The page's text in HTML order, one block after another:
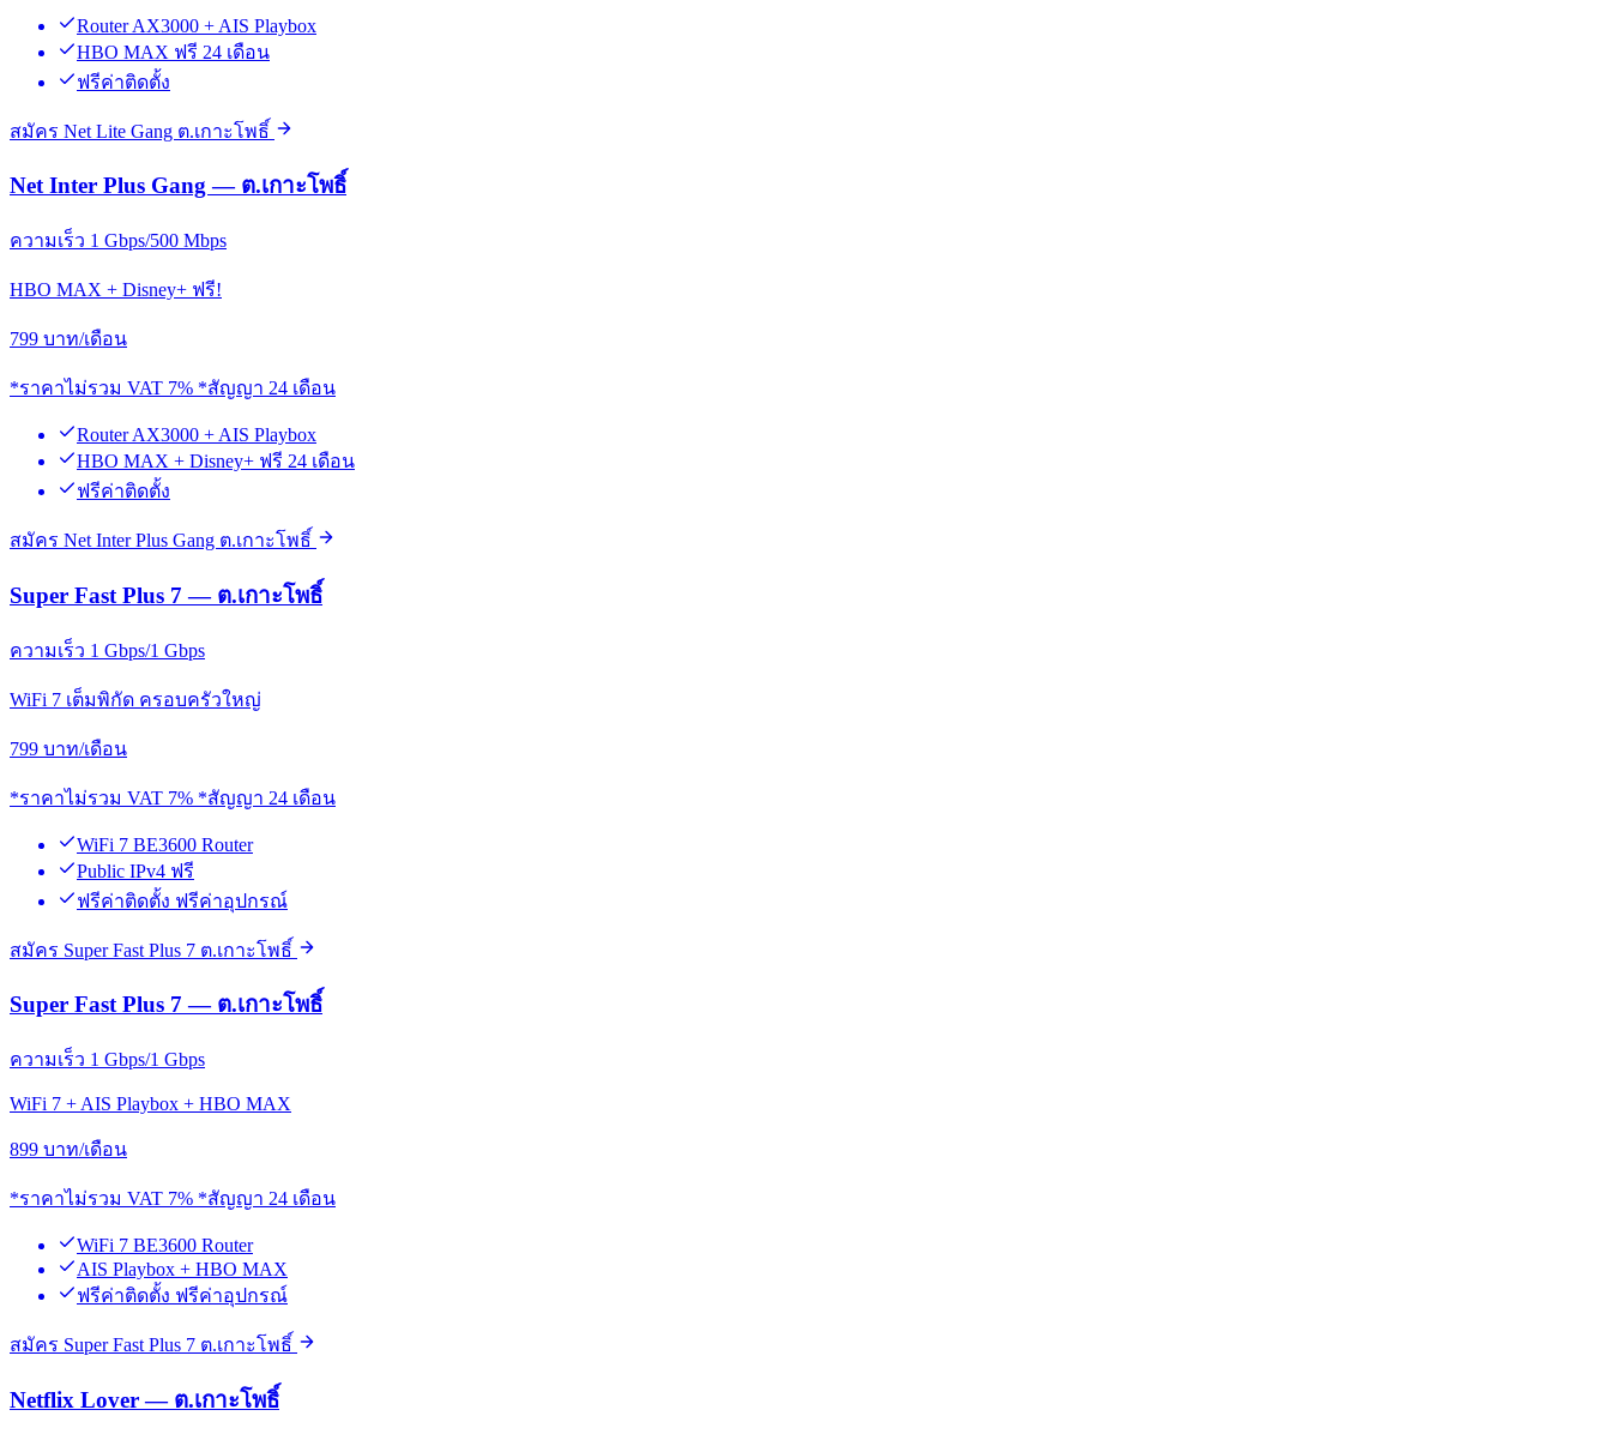
Router AX3000 + AIS Playbox
HBO MAX ฟรี 24 เดือน
ฟรีค่าติดตั้ง
สมัคร Net Lite Gang ต.เกาะโพธิ์
Net Inter Plus Gang — ต.เกาะโพธิ์
ความเร็ว 1 Gbps/500 Mbps
HBO MAX + Disney+ ฟรี!
799 บาท/เดือน
*ราคาไม่รวม VAT 7% *สัญญา 24 เดือน
Router AX3000 + AIS Playbox
HBO MAX + Disney+ ฟรี 24 เดือน
ฟรีค่าติดตั้ง
สมัคร Net Inter Plus Gang ต.เกาะโพธิ์
Super Fast Plus 7 — ต.เกาะโพธิ์
ความเร็ว 1 Gbps/1 Gbps
WiFi 7 เต็มพิกัด ครอบครัวใหญ่
799 บาท/เดือน
*ราคาไม่รวม VAT 7% *สัญญา 24 เดือน
WiFi 7 BE3600 Router
Public IPv4 ฟรี
ฟรีค่าติดตั้ง ฟรีค่าอุปกรณ์
สมัคร Super Fast Plus 7 ต.เกาะโพธิ์
Super Fast Plus 7 — ต.เกาะโพธิ์
ความเร็ว 1 Gbps/1 Gbps
WiFi 7 + AIS Playbox + HBO MAX
899 บาท/เดือน
*ราคาไม่รวม VAT 7% *สัญญา 24 เดือน
WiFi 7 BE3600 Router
AIS Playbox + HBO MAX
ฟรีค่าติดตั้ง ฟรีค่าอุปกรณ์
สมัคร Super Fast Plus 7 ต.เกาะโพธิ์
Netflix Lover — ต.เกาะโพธิ์